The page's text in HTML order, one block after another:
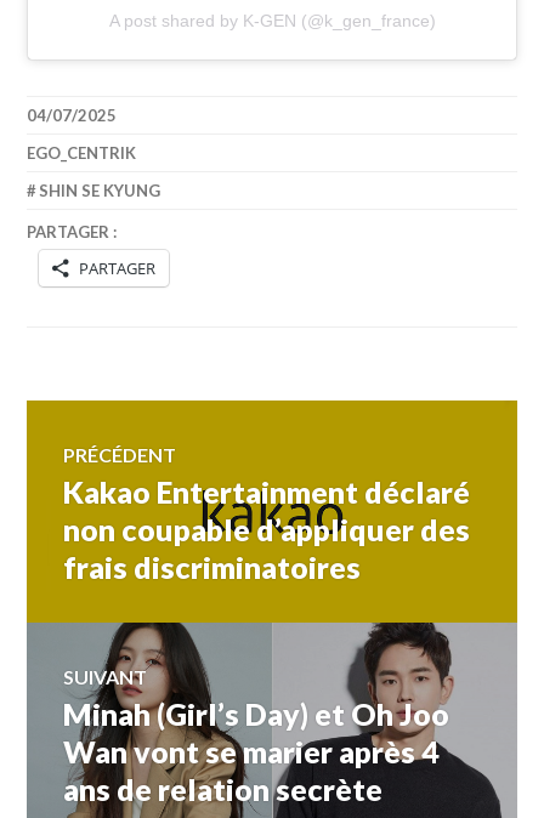
A post shared by K-GEN (@k_gen_france)
04/07/2025
EGO_CENTRIK
SHIN SE KYUNG
PARTAGER :
PARTAGER
Navigation
de
l’article
PRÉCÉDENT
Article
Kakao Entertainment déclaré
non coupable d’appliquer des
frais discriminatoires
SUIVANT
Article
Suivant:
Minah (Girl’s Day) et Oh Joo
Wan vont se marier après 4
ans de relation secrète